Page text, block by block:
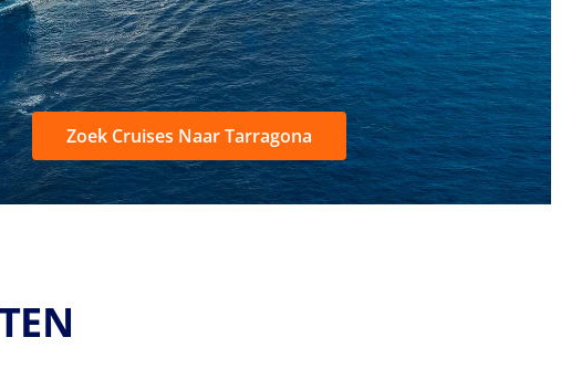
Zoek Cruises Naar Tarragona